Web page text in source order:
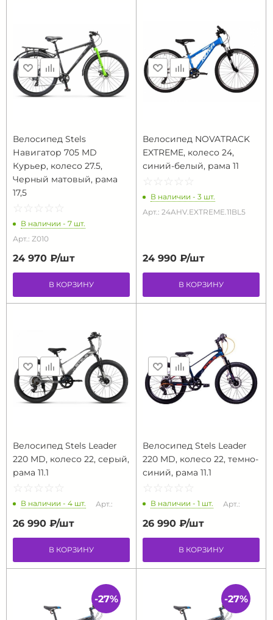
Велосипед Stels
Навигатор 705 MD
Курьер, колесо 27.5,
Черный матовый, рама
17,5
☆ ☆ ☆ ☆ ☆
★ ★ ★ ★ ★
В наличии - 7 шт.
Арт.: Z010
24 970 ₽/шт
В КОРЗИНУ
Велосипед NOVATRACK
EXTREME, колесо 24,
синий-белый, рама 11
☆ ☆ ☆ ☆ ☆
★ ★ ★ ★ ★
В наличии - 3 шт.
Арт.: 24AHV.EXTREME.11BL5
24 990 ₽/шт
В КОРЗИНУ
Велосипед Stels Leader
220 MD, колесо 22, серый,
рама 11.1
☆ ☆ ☆ ☆ ☆
★ ★ ★ ★ ★
В наличии - 4 шт. Арт.:
26 990 ₽/шт
В КОРЗИНУ
Велосипед Stels Leader
220 MD, колесо 22, темно-
синий, рама 11.1
☆ ☆ ☆ ☆ ☆
★ ★ ★ ★ ★
В наличии - 1 шт. Арт.:
26 990 ₽/шт
В КОРЗИНУ
-27% -27%